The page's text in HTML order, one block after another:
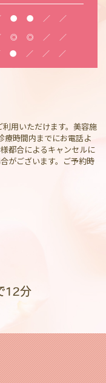
● ● ／ ／
◎ ◎ ／ ／
● ／ ／ ／
用いただけます。美容施
療時間内までにお電話よ
都合によるキャンセルに
がございます。ご予約時
12分